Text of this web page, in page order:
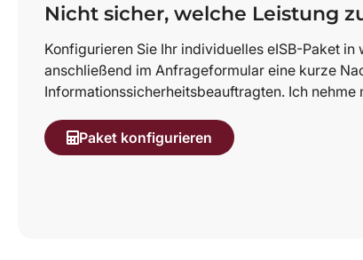
Nicht sicher, welche Leistung
Konfigurieren Sie Ihr individuelles eISB-Paket in
anschließend im Anfrageformular eine kurze
Informationssicherheitsbeauftragten. Ich
Paket konfigurieren